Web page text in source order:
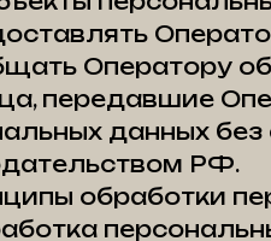
Оператору об
передавшие
данных без
РФ.
обработки